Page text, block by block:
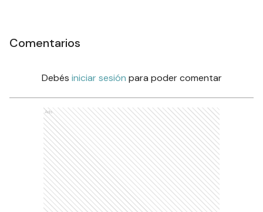
Comentarios
Debés iniciar sesión para poder comentar
Ads